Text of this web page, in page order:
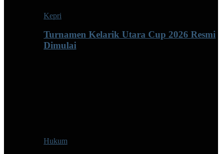
Kepri
Turnamen Kelarik Utara Cup 2026 Resmi
Dimulai
Hukum